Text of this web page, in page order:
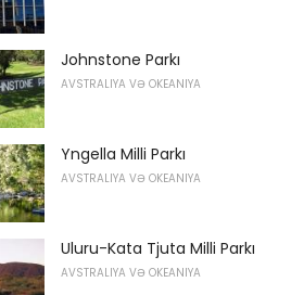
Johnstone Parkı
AVSTRALIYA VƏ OKEANIYA
Yngella Milli Parkı
AVSTRALIYA VƏ OKEANIYA
Uluru-Kata Tjuta Milli Parkı
AVSTRALIYA VƏ OKEANIYA